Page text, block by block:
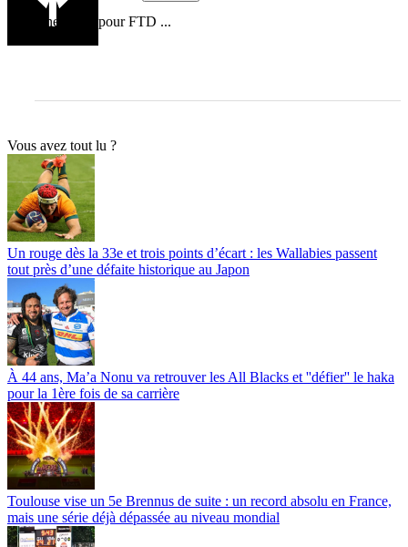
Une honte pour FTD ...
Vous avez tout lu ?
Un rouge dès la 33e et trois points d’écart : les Wallabies passent
tout près d’une défaite historique au Japon
À 44 ans, Ma’a Nonu va retrouver les All Blacks et ''défier'' le haka
pour la 1ère fois de sa carrière
Toulouse vise un 5e Brennus de suite : un record absolu en France,
mais une série déjà dépassée au niveau mondial